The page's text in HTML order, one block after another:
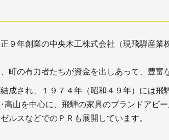
９年創業の中央木工株式会社（現飛騨産
町の有力者たちが資金を出しあって、豊富
成され、１９７４年（昭和４９年）には飛
山を中心に、飛騨の家具のブランドアピ
ルスなどでのＰＲも展開しています。